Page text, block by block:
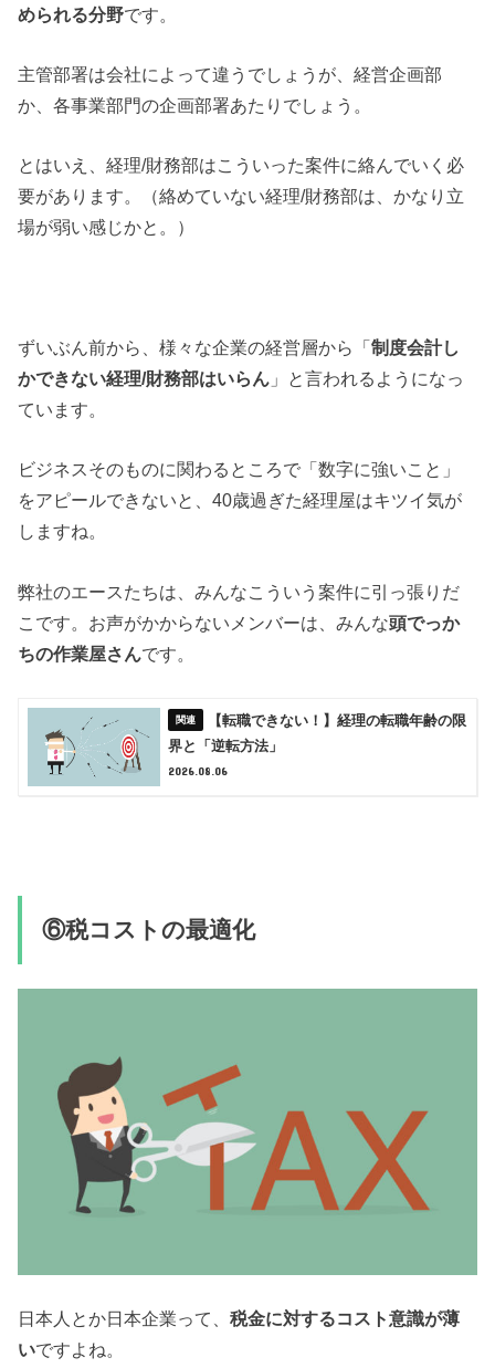
められる分野です。
主管部署は会社によって違うでしょうが、経営企画部
か、各事業部門の企画部署あたりでしょう。
とはいえ、経理/財務部はこういった案件に絡んでいく必
要があります。（絡めていない経理/財務部は、かなり立
場が弱い感じかと。）
ずいぶん前から、様々な企業の経営層から「制度会計し
かできない経理/財務部はいらん 」と言われるようになっ
ています。
ビジネスそのものに関わるところで「数字に強いこと」
をアピールできないと、40歳過ぎた経理屋はキツイ気が
しますね。
弊社のエースたちは、みんなこういう案件に引っ張りだ
こです。お声がかからないメンバーは、みんな頭でっか
ちの作業屋さんです。
【転職できない！】経理の転職年齢の限
界と「逆転方法」
2026.08.06
⑥税コストの最適化
日本人とか日本企業って、税金に対するコスト意識が薄
いですよね。